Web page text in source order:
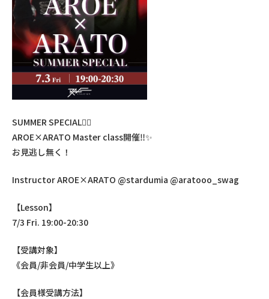
SUMMER SPECIAL❤️‍🔥
AROE×ARATO Master class開催‼️✨
お見逃し無く！
Instructor AROE×ARATO @stardumia @aratooo_swag
【Lesson】
7/3 Fri. 19:00-20:30
【受講対象】
《会員/非会員/中学生以上》
【会員様受講方法】